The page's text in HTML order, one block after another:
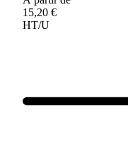
15,20 €
HT/U